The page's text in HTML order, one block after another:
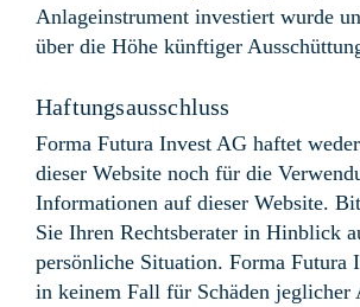
Anlageinstrument investiert wurde
über die Höhe künftiger
Haftungsausschluss
Forma Futura Invest AG haftet
dieser Website noch für die
Informationen auf dieser Website.
Sie Ihren Rechtsberater in Hinblick
persönliche Situation. Forma Futura
in keinem Fall für Schäden jeglicher